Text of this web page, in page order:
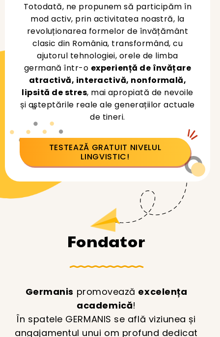
Totodată, ne propunem să participăm în
mod activ, prin activitatea noastră, la
revoluționarea formelor de învățământ
clasic din România, transformând, cu
ajutorul tehnologiei, orele de limba
germană într-o experiență de învățare
atractivă, interactivă, nonformală,
lipsită de stres, mai apropiată de nevoile
și așteptările reale ale generațiilor actuale
de tineri.
TESTEAZĂ GRATUIT NIVELUL
LINGVISTIC!
Fondator
Germanis promovează excelența
academică!
În spatele GERMANIS se află viziunea și
angajamentul unui om profund dedicat